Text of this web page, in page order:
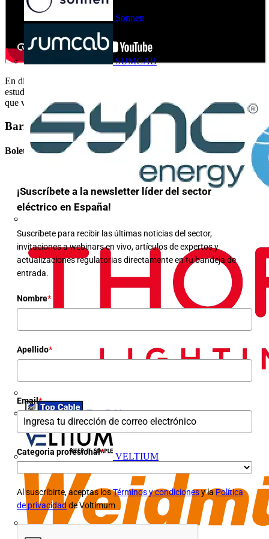
Sonnen
SUMCAB
Top Cable
VELTIUM
En directo se hace cambio de instalación trifásica a monofásica y
estudiamos la factura de luz trifásica para enseñar al cliente el ahorro
que va a obtener por cambiar su instalación a monofásica.
Barra lateral
Boletín informativo
¡Suscríbete a la newsletter líder del sector
eléctrico en España!
Suscríbete para recibir las últimas noticias del sector,
invitaciones a webinars en vivo, artículos de expertos y
actualizaciones regulatorias directamente en tu bandeja de
entrada.
Nombre*
Apellido*
Email*
Categoria profesional*
Al suscribirte, aceptas losTérminos y condicionesy laPolítica
de privacidad de Voltimum